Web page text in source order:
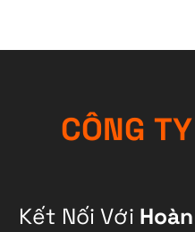
CÔNG TY
Kết Nối Với